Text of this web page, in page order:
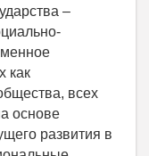
–
как
всех
основе
развития в